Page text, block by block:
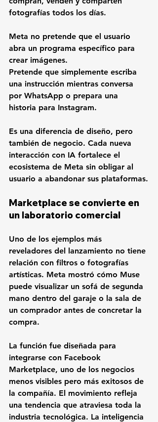
fotografías todos los días.
Meta no pretende que el usuario
abra un programa específico para
crear imágenes.
Pretende que simplemente escriba
una instrucción mientras conversa
por WhatsApp o prepara una
historia para Instagram.
Es una diferencia de diseño, pero
también de negocio. Cada nueva
interacción con IA fortalece el
ecosistema de Meta sin obligar al
usuario a abandonar sus plataformas.
Marketplace se convierte en
un laboratorio comercial
Uno de los ejemplos más
reveladores del lanzamiento no tiene
relación con filtros o fotografías
artísticas. Meta mostró cómo Muse
puede visualizar un sofá de segunda
mano dentro del garaje o la sala de
un comprador antes de concretar la
compra.
La función fue diseñada para
integrarse con Facebook
Marketplace, uno de los negocios
menos visibles pero más exitosos de
la compañía. El movimiento refleja
una tendencia que atraviesa toda la
industria tecnológica. La inteligencia